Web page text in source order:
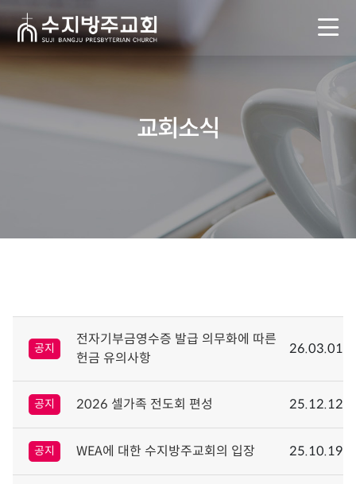
교회소식
공지
전자기부금영수증 발급 의무화에 따른
헌금 유의사항
26.03.01
공지 2026 셀가족 전도회 편성 25.12.12
공지 WEA에 대한 수지방주교회의 입장 25.10.19